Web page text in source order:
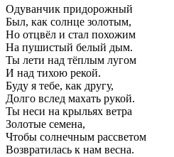
Одуванчик придорожный
Был, как солнце золотым,
Но отцвёл и стал похожим
На пушистый белый дым.
Ты лети над тёплым лугом
И над тихою рекой.
Буду я тебе, как другу,
Долго вслед махать рукой.
Ты неси на крыльях ветра
Золотые семена,
Чтобы солнечным рассветом
Возвратилась к нам весна.